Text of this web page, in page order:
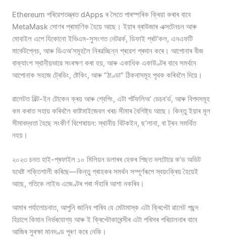
Ethereum পৰিৱেশতন্ত্ৰত dApps ৰ সৈতে পাৰস্পৰিক ক্ৰিয়া কৰাৰ বাবে
MetaMask সোণৰ প্ৰামাণিক হৈয়ে আছে। ইয়াৰ ব্ৰাউজাৰ এক্সটেনচন আৰু
মোবাইল এপে যিকোনো ইভিএম-সুসংগত নেটৱৰ্ক, ডিফাই প্ৰট’কল, এনএফটি
মাৰ্কেটপ্লেচ, আৰু ডিএঅ’সমূহলৈ নিৰৱচ্ছিন্ন প্ৰৱেশ প্ৰদান কৰে। আপোনাৰ বীজ
বাক্যাংশ স্থানীয়ভাৱে সংৰক্ষণ কৰা হয়, আৰু একাধিক একাউণ্টৰ বাবে সমৰ্থনে
আপোনাক সহজে ট্ৰেডিং, ষ্টেকিং, আৰু “ঠাণ্ডা” ঠিকনাসমূহ পৃথক কৰিবলৈ দিয়ে।
ৱালেটত বিল্ট-ইন টোকেন ক্ৰয় আৰু শ্বেপিং, এটা পৰ্টফলিঅ’ ডেচব’ৰ্ড, আৰু বিপদসমূহ
কম কৰাত সহায় কৰিবলৈ কাষ্টমাইজেবল খৰচ সীমাৰ বৈশিষ্ট্য আছে। কিন্তু ইয়াৰ মূল
সীমাবদ্ধতা হৈছে সংকীৰ্ণ বিশেষায়ন: স্থানীয় বিটকইন, ছ’লানা, বা ট্ৰন সমৰ্থিত
নহয়।
২০২৩ চনত হাই-প্ৰফাইল ১০ মিলিয়ন ডলাৰৰ হেকৰ পিছত দলটোৱে ক’ড অডিট
যথেষ্ট শক্তিশালী কৰিছে—কিন্তু গ্ৰাহকৰ সমৰ্থন সম্পূৰ্ণৰূপে স্বয়ংক্ৰিয় হৈয়েই
আছে, গতিকে লাইভ এজেণ্টৰ পৰা সঁহাৰি আশা নকৰিব।
আমাৰ পৰ্যালোচনাত, আপুনি জানিব পাৰিব যে মেটামাস্ক এটা ক্ৰিপ্টো ৱালেট পছন্দ
হিচাপে কিমান নিৰ্ভৰযোগ্য আৰু ই ক্ৰিপ্টোকাৰেন্সীৰ এটা পৰিসৰ পৰিচালনাৰ বাবে
আজিৰ সুৰক্ষা মানদণ্ড পূৰণ কৰে নেকি।